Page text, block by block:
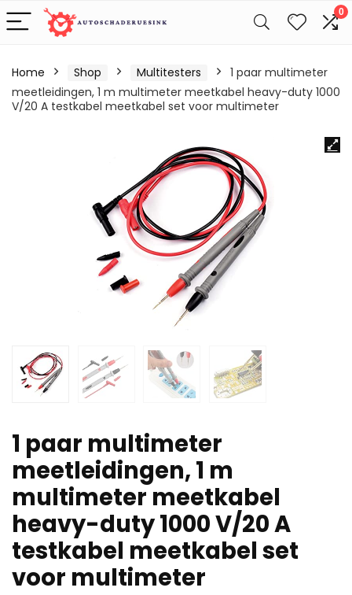
0
Home Shop Multitesters
1 paar multimeter
meetleidingen, 1 m multimeter meetkabel heavy-duty 1000
V/20 A testkabel meetkabel set voor multimeter
1 paar multimeter
meetleidingen, 1 m
multimeter meetkabel
heavy-duty 1000 V/20 A
testkabel meetkabel set
voor multimeter